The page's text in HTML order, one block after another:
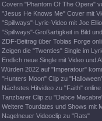
Covern "Phantom Of The Opera"
"Jesus He Knows Me" Cover mit
"Spillways"-Lyric-Video mit Joe
"Spillways"-Großartigkeit in Bild
ZDF-Beitrag über Tobias Forge
Zeigen die "Twenties" Single im
Endlich neue Single mit Video und
Würden 2022 auf "Imperatour"
"Hunters Moon" Clip zu
Nächstes Hitvideo zu "Faith" online
Tanzbarer Clip zu "Dabce
Weitere Tourdates und Shows mit
Nagelneuer Videoclip zu "Rats"